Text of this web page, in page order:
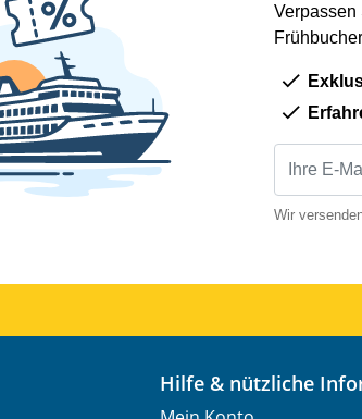
Verpassen
Wir
Hilfe & nützliche